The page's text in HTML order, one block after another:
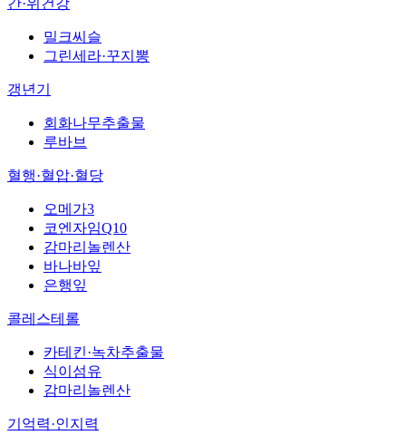
밀크씨슬
그린세라·꾸지뽕
갱년기
회화나무추출물
루바브
혈행·혈압·혈당
오메가3
코엔자임Q10
감마리놀렌산
바나바잎
은행잎
콜레스테롤
카테킨·녹차추출물
식이섬유
감마리놀렌산
기억력·인지력